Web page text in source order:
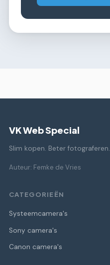
VK Web Special
Slim kopen. Beter fotograferen.
Auteur: Femke de Vries
CATEGORIEËN
Systeemcamera's
Sony camera's
Canon camera's